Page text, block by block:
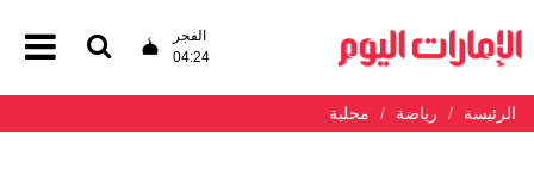
الفجر
04:24
الرئيسة رياضة محلية